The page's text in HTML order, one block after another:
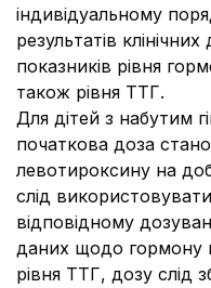
індивідуальному
результатів
показників рівня
також рівня ТТГ.
Для дітей з набутим
початкова доза
левотироксину на
слід
відповідному
даних щодо гормону
рівня ТТГ, дозу слід